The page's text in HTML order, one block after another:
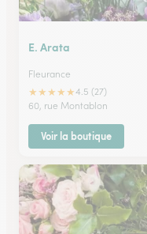
E. Arata
Fleurance
★★★★★4.5 (27)
60, rue Montablon
Voir la boutique